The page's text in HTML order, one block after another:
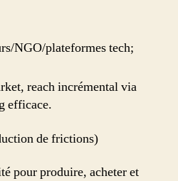
NGO/plateformes tech;
reach incrémental via
efficace.
de frictions)
pour produire, acheter et